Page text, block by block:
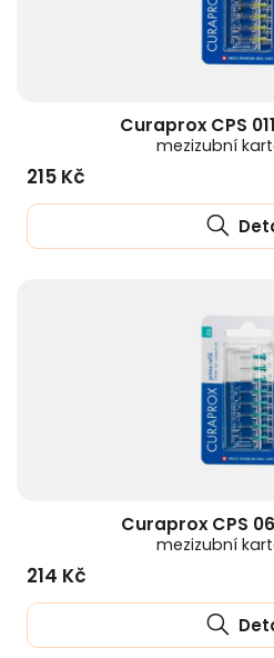
Curaprox CPS
mezizubní
215 Kč
Curaprox CPS
mezizubní
214 Kč